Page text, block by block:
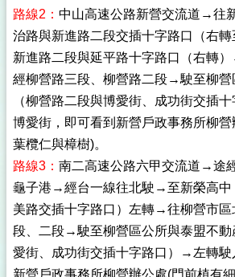
路線2： 中山高速公路新營交流道→往
治路與新進路二段交插十字路口（右
新進路二段與延平路十字路口（右轉
經柳營路三段、柳營路二段→駛至柳營
（柳營路二段與博愛街、成功街交插
博愛街，即可看到新營戶政事務所柳
葉欖仁與樟樹)。
路線3： 南二高速公路六甲交流道→途
龜子港→經台一線往北駛→至新榮高中
美路交插十字路口）左轉→往柳營市
段、二段→駛至柳營區公所與泰盟不動
愛街、成功街交插十字路口）→左轉駛
新營戶政事務所柳營辦公處(門前植有